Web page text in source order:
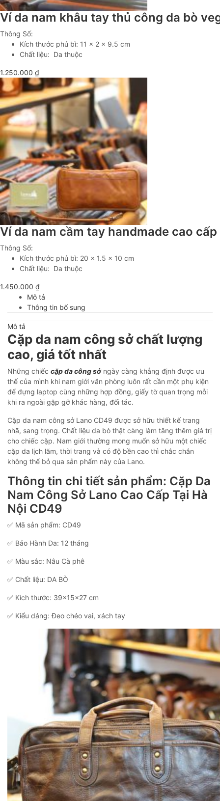
Ví da nam khâu tay thủ công da bò
Thông Số:
Kích thước phủ bì: 11 x 2 x 9.5 cm
Chất liệu: Da thuộc
1.250.000 ₫
Ví da nam cầm tay handmade cao
Thông Số:
Kích thước phủ bì: 20 x 1.5 x 10 cm
Chất liệu: Da thuộc
1.450.000 ₫
Mô tả
Thông tin bổ sung
Mô tả
Cặp da nam công sở chất lượng
cao, giá tốt nhất
Những chiếc cặp da công sởngày càng khẳng định được ưu
thế của mình khi nam giới văn phòng luôn rất cần một phụ kiện
để đựng laptop cùng những hợp đồng, giấy tờ quan trọng mỗi
khi ra ngoài gặp gỡ khác hàng, đối tác.
Cặp da nam công sở Lano CD49 được sở hữu thiết kế trang
nhã, sang trọng. Chất liệu da bò thật càng làm tăng thêm giá trị
cho chiếc cặp. Nam giới thường mong muốn sở hữu một chiếc
cặp da lịch lãm, thời trang và có độ bền cao thì chắc chắn
không thể bỏ qua sản phẩm này của Lano.
Thông tin chi tiết sản phẩm: Cặp Da
Nam Công Sở Lano Cao Cấp Tại Hà
Nội CD49
✅ Mã sản phẩm: CD49
✅ Bảo Hành Da: 12 tháng
✅ Màu sắc: Nâu Cà phê
✅ Chất liệu: DA BÒ
✅ Kích thước: 39x15x27 cm
✅ Kiểu dáng: Đeo chéo vai, xách tay